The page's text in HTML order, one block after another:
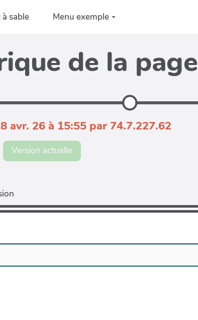
à sable Menu exemple
de la page
avr. 26 à 15:55 par 74.7.227.62
Version actuelle